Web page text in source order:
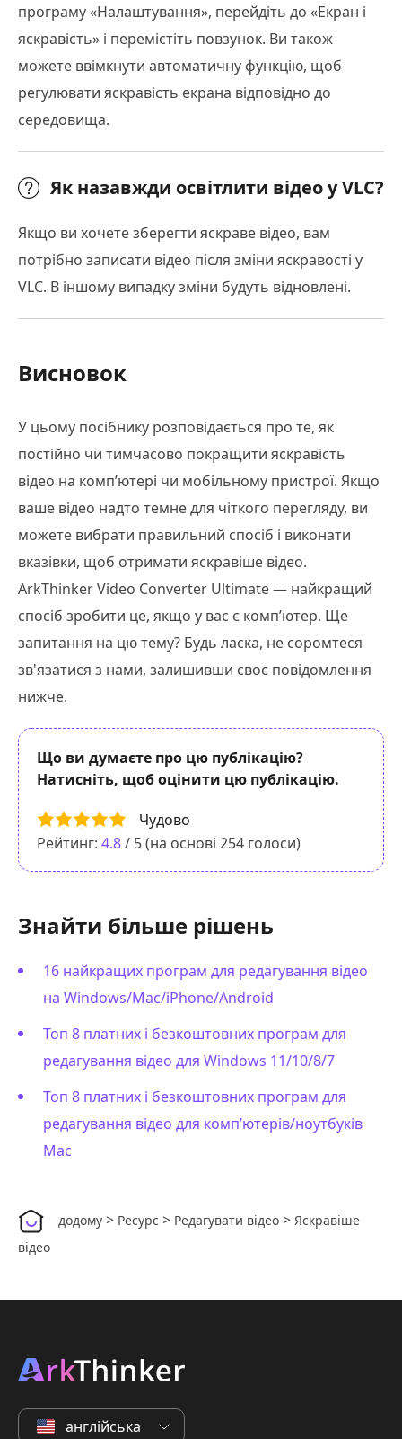
програму «Налаштування», перейдіть до «Екран і
яскравість» і перемістіть повзунок. Ви також
можете ввімкнути автоматичну функцію, щоб
регулювати яскравість екрана відповідно до
середовища.
Як назавжди освітлити відео у VLC?
Якщо ви хочете зберегти яскраве відео, вам
потрібно записати відео після зміни яскравості у
VLC. В іншому випадку зміни будуть відновлені.
Висновок
У цьому посібнику розповідається про те, як
постійно чи тимчасово покращити яскравість
відео на комп’ютері чи мобільному пристрої. Якщо
ваше відео надто темне для чіткого перегляду, ви
можете вибрати правильний спосіб і виконати
вказівки, щоб отримати яскравіше відео.
ArkThinker Video Converter Ultimate — найкращий
спосіб зробити це, якщо у вас є комп’ютер. Ще
запитання на цю тему? Будь ласка, не соромтеся
зв'язатися з нами, залишивши своє повідомлення
нижче.
Що ви думаєте про цю публікацію?
Натисніть, щоб оцінити цю публікацію.
Чудово
Рейтинг: 4.8/ 5 (на основі 254 голоси)
Знайти більше рішень
16 найкращих програм для редагування відео
на Windows/Mac/iPhone/Android
Топ 8 платних і безкоштовних програм для
редагування відео для Windows 11/10/8/7
Топ 8 платних і безкоштовних програм для
редагування відео для комп’ютерів/ноутбуків
Mac
додому > Ресурс > Редагувати відео > Яскравіше
відео
англійська